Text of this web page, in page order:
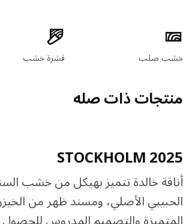
خصائص المنتج
خشب صلب قشرة خشب
منتجات ذات صله
STOCKHOLM 2025
أناقة خالدة تتميز بهيكل من خشب
الحبيبي الأصلي، ومسند ظهر من
المتميزة والتصميم المدروس